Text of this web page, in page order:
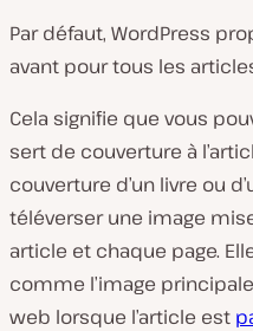
Par défaut, WordPress
avant pour tous les
Cela signifie que vous
sert de couverture à
couverture d’un livre ou
téléverser une image
article et chaque page.
comme l’image
web lorsque l’article est